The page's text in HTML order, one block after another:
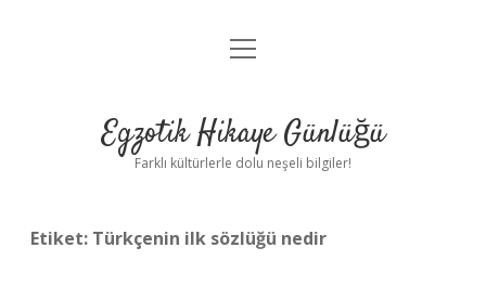
Anasayfa
Yasal Uyarı
menüyü
Egzotik Hikaye Günlüğü
Farklı kültürlerle dolu neşeli bilgiler!
Etiket: Türkçenin ilk sözlüğü nedir